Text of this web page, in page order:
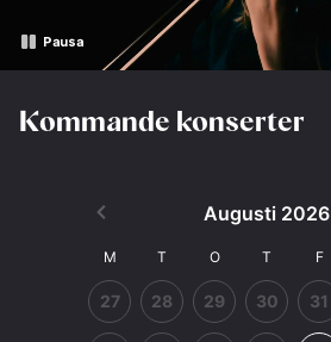
Pausa
Kommande konserter
Augusti 2026
M T O T F
27 28 29 30 31
Föregående månad